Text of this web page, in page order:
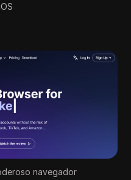
navegador